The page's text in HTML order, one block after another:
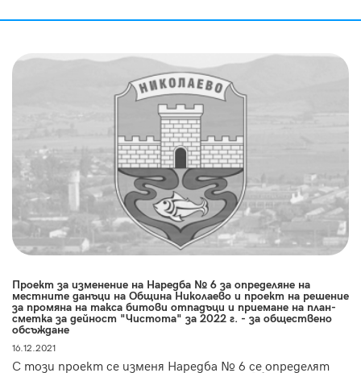
Проект за изменение на Наредба № 6 за определяне на
местните данъци на Община Николаево и проект на решение
за промяна на такса битови отпадъци и приемане на план-
сметка за дейност "Чистота" за 2022 г. - за обществено
обсъждане
16.12.2021
С този проект се изменя Наредба № 6 се определят